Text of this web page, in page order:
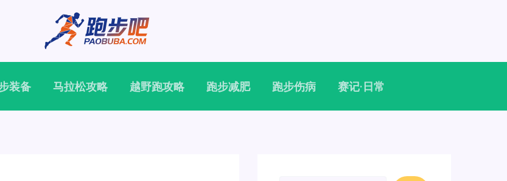
装备 马拉松攻略 越野跑攻略 跑步减肥 跑步伤病 赛记·日常